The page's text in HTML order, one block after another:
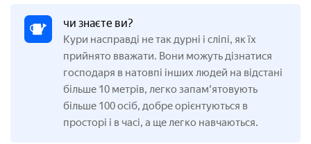
чи знаєте ви?
Кури насправді не так дурні і сліпі, як їх
прийнято вважати. Вони можуть дізнатися
господаря в натовпі інших людей на відстані
більше 10 метрів, легко запам'ятовують
більше 100 осіб, добре орієнтуються в
просторі і в часі, а ще легко навчаються.